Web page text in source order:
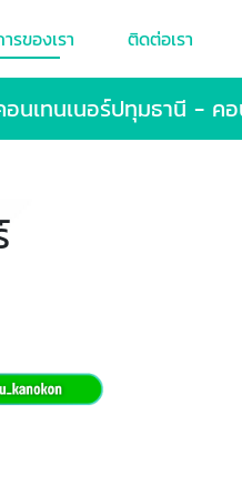
รของเรา ติดต่อเรา
นเทนเนอร์ปทุมธานี - ค